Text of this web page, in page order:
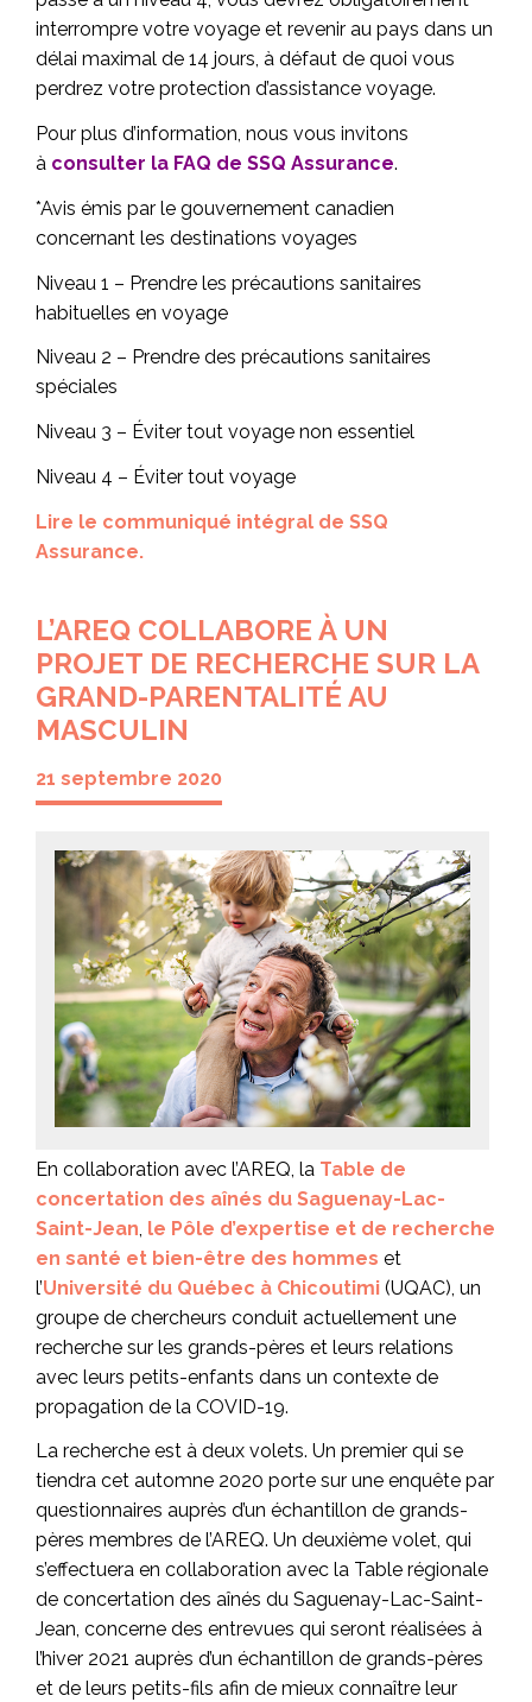
interrompre votre voyage et revenir au pays dans un
délai maximal de 14 jours, à défaut de quoi vous
perdrez votre protection d’assistance voyage.
Pour plus d’information, nous vous invitons
à consulter la FAQ de SSQ Assurance.
*Avis émis par le gouvernement canadien
concernant les destinations voyages
Niveau 1 – Prendre les précautions sanitaires
habituelles en voyage
Niveau 2 – Prendre des précautions sanitaires
spéciales
Niveau 3 – Éviter tout voyage non essentiel
Niveau 4 – Éviter tout voyage
Lire le communiqué intégral de SSQ
Assurance.
L’AREQ COLLABORE À UN
PROJET DE RECHERCHE SUR LA
GRAND-PARENTALITÉ AU
MASCULIN
21 septembre 2020
En collaboration avec l’AREQ, la Table de
concertation des aînés du Saguenay-Lac-
Saint-Jean le Pôle d’expertise et de recherche
en santé et bien-être des hommes et
l’Université du Québec à Chicoutimi (UQAC), un
groupe de chercheurs conduit actuellement une
recherche sur les grands-pères et leurs relations
avec leurs petits-enfants dans un contexte de
propagation de la COVID-19.
La recherche est à deux volets. Un premier qui se
tiendra cet automne 2020 porte sur une enquête par
questionnaires auprès d’un échantillon de grands-
pères membres de l’AREQ. Un deuxième volet, qui
s’effectuera en collaboration avec la Table régionale
de concertation des aînés du Saguenay-Lac-Saint-
Jean, concerne des entrevues qui seront réalisées à
l’hiver 2021 auprès d’un échantillon de grands-pères
et de leurs petits-fils afin de mieux connaître leur